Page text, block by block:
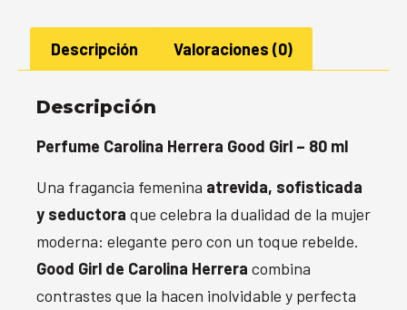
Descripción Valoraciones (0)
Descripción
Perfume Carolina Herrera Good Girl – 80 ml
Una fragancia femenina atrevida, sofisticada
y seductora que celebra la dualidad de la mujer
moderna: elegante pero con un toque rebelde.
Good Girl de Carolina Herrera combina
contrastes que la hacen inolvidable y perfecta